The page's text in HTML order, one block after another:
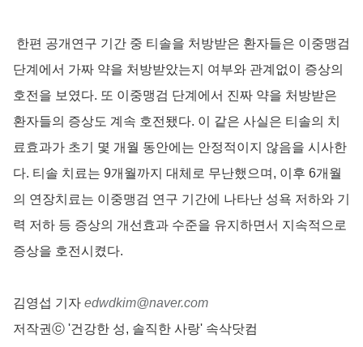
한편 공개연구 기간 중 티솔을 처방받은 환자들은 이중맹검
단계에서 가짜 약을 처방받았는지 여부와 관계없이 증상의
호전을 보였다. 또 이중맹검 단계에서 진짜 약을 처방받은
환자들의 증상도 계속 호전됐다. 이 같은 사실은 티솔의 치
료효과가 초기 몇 개월 동안에는 안정적이지 않음을 시사한
다. 티솔 치료는 9개월까지 대체로 무난했으며, 이후 6개월
의 연장치료는 이중맹검 연구 기간에 나타난 성욕 저하와 기
력 저하 등 증상의 개선효과 수준을 유지하면서 지속적으로
증상을 호전시켰다.
김영섭 기자 edwdkim@naver.com
저작권ⓒ '건강한 성, 솔직한 사랑' 속삭닷컴